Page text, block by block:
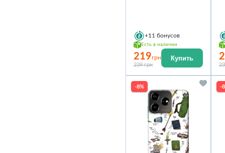
+11 бонусов
Есть в наличии
219грн
239 грн
Купить
-8% -